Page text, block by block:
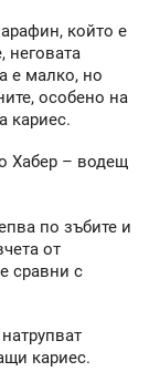
който е
неговата
е малко, но
особено на
кариес.
Хабер – водещ
по зъбите и
от
сравни с
кариес.